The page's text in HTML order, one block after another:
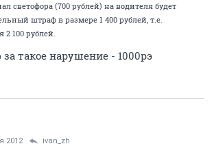
светофора (700 рублей) на водителя будет
штраф в размере 1 400 рублей, т.е.
2 100 рублей.
такое нарушение - 1000рэ
2012 ivan_zh